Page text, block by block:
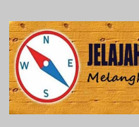
to
content